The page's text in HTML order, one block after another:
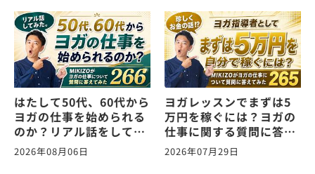
はたして50代、60代から
ヨガの仕事を始められる
のか？リアル話をしてみ
た。ヨガの仕事に関する
質問に答えます！
2026年08月06日
ヨガレッスンでまずは5
万円を稼ぐには？ヨガの
仕事に関する質問に答え
ます！vol.265
2026年07月29日